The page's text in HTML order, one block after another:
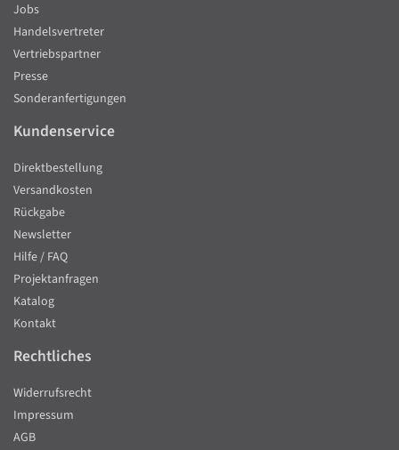
Jobs
Handelsvertreter
Vertriebspartner
Presse
Sonderanfertigungen
Kundenservice
Direktbestellung
Versandkosten
Rückgabe
Newsletter
Hilfe / FAQ
Projektanfragen
Katalog
Kontakt
Rechtliches
Widerrufsrecht
Impressum
AGB